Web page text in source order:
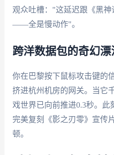
观众吐槽："这延迟跟《黑
——全是慢动作"。
跨洋数据包的奇幻漂
你在巴黎按下鼠标攻击键的
挤进杭州机房的网关。当它
戏世界已向前推进0.3秒。
完美复刻《影之刃零》宣传
顿。